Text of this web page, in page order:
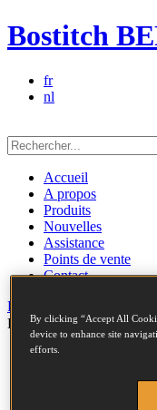
Bostitch
fr
nl
Accueil
A propos
Produits
Nouvelles
Assistance
Points de vente
Contact
Produits
Bostitch
Accessibilité
By clicking “Accept All
device to enhance site
efforts.